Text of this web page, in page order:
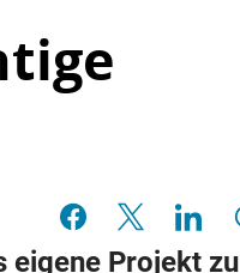
eigene Projekt zu